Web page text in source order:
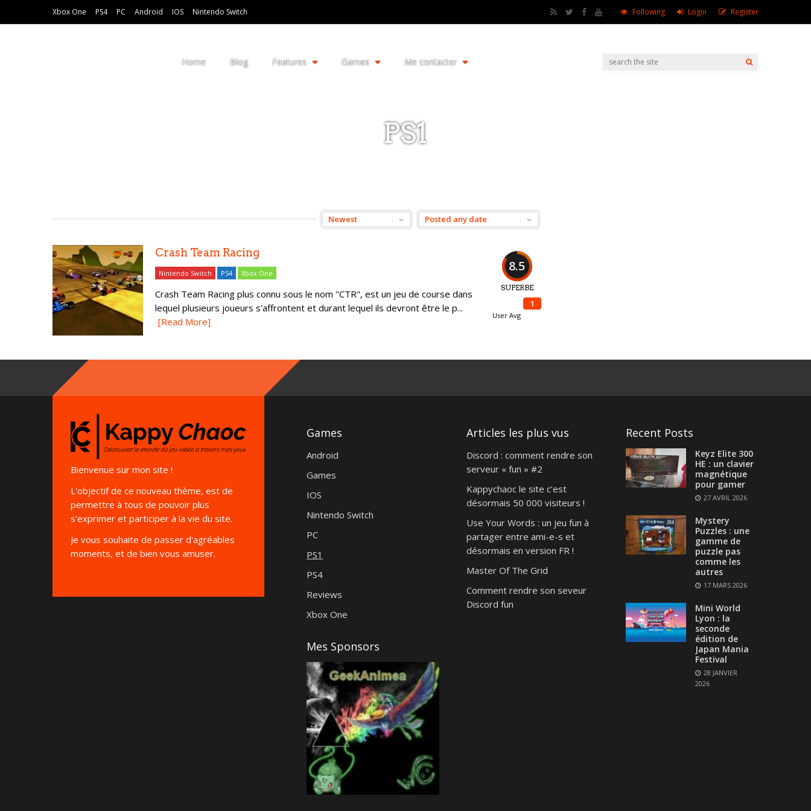
Xbox One PS4 PC Android IOS Nintendo Switch Following Login Register
Home Blog Features Games Me contacter
PS1
8.5
SUPERBE
1
User Avg
Crash Team Racing
Nintendo Switch PS4 Xbox One
Crash Team Racing plus connu sous le nom "CTR", est un jeu de course dans
lequel plusieurs joueurs s'affrontent et durant lequel ils devront être le p...
[Read More]
Bienvenue sur mon site !
L'objectif de ce nouveau thème, est de
permettre à tous de pouvoir plus
s'exprimer et participer à la vie du site.
Je vous souhaite de passer d'agréables
moments, et de bien vous amuser.
Games
Android
Games
IOS
Nintendo Switch
PC
PS1
PS4
Reviews
Xbox One
Mes Sponsors
Articles les plus vus
Discord : comment rendre son
serveur « fun » #2
Kappychaoc le site c’est
désormais 50 000 visiteurs !
Use Your Words : un jeu fun à
partager entre ami-e-s et
désormais en version FR !
Master Of The Grid
Comment rendre son seveur
Discord fun
Recent Posts
Keyz Elite 300
HE : un clavier
magnétique
pour gamer
27 AVRIL 2026
Mystery
Puzzles : une
gamme de
puzzle pas
comme les
autres
17 MARS 2026
Mini World
Lyon : la
seconde
édition de
Japan Mania
Festival
28 JANVIER
2026